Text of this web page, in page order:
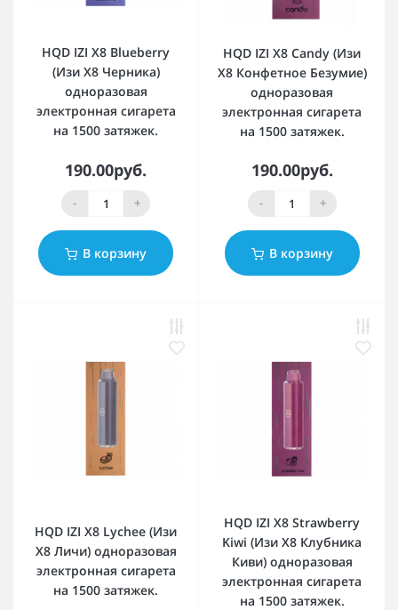
HQD IZI X8 Blueberry
(Изи Х8 Черника)
одноразовая
электронная сигарета
на 1500 затяжек.
190.00руб.
- +
В корзину
HQD IZI X8 Candy (Изи
Х8 Конфетное Безумие)
одноразовая
электронная сигарета
на 1500 затяжек.
190.00руб.
- +
В корзину
HQD IZI X8 Lychee (Изи
Х8 Личи) одноразовая
электронная сигарета
на 1500 затяжек.
HQD IZI X8 Strawberry
Kiwi (Изи Х8 Клубника
Киви) одноразовая
электронная сигарета
на 1500 затяжек.